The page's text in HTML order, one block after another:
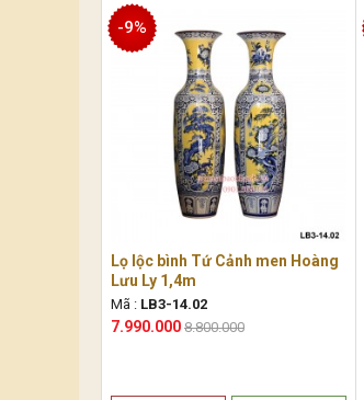
Lọ lộc bình Tứ Cảnh men Hoàng
Lưu Ly 1,4m
Mã : LB3-14.02
7.990.000
-9%
8.800.000